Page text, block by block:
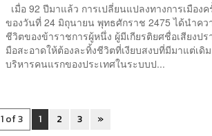
เมื่อ 92 ปีมาแล้ว การเปลี่ยนแปลงทางการเมือง
ของวันที่ 24 มิถุนายน พุทธศักราช 2475 ได้นำค
ชีวิตของข้าราชการผู้หนึ่ง ผู้มีเกียรติยศชื่อเสียงป
มือสะอาดให้ต้องละทิ้งชีวิตที่เงียบสงบที่มีมาแต่เดิ
บริหารคนแรกของประเทศในระบบป...
1 of 3 1 2 3 »